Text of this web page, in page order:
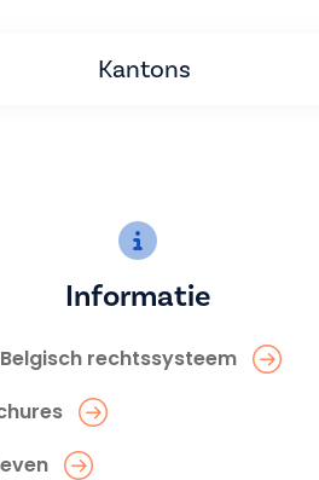
Kantons
Informatie
rechtssysteem